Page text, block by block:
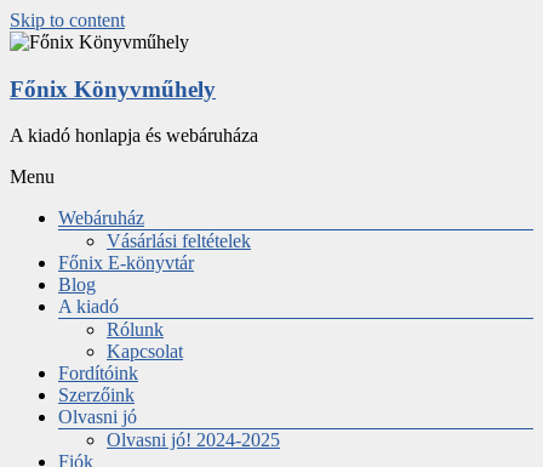
Skip to content
Főnix Könyvműhely
A kiadó honlapja és webáruháza
Menu
Webáruház
Vásárlási feltételek
Főnix E-könyvtár
Blog
A kiadó
Rólunk
Kapcsolat
Fordítóink
Szerzőink
Olvasni jó
Olvasni jó! 2024-2025
Fiók